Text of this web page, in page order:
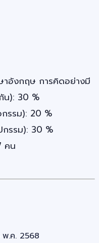
าอังกฤษ การคิดอย่างมี
น): 30 %
รรม): 20 %
รรม): 30 %
คน
พ.ค. 2568